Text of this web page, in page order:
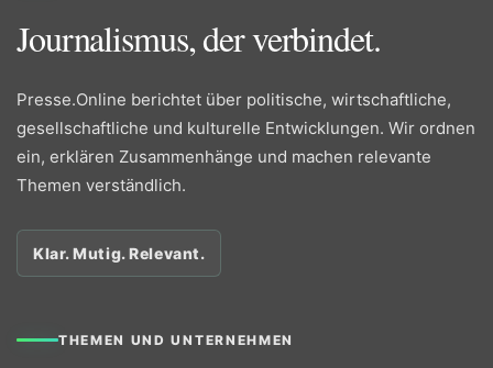
Journalismus, der verbindet.
Presse.Online berichtet über politische, wirtschaftliche,
gesellschaftliche und kulturelle Entwicklungen. Wir ordnen
ein, erklären Zusammenhänge und machen relevante
Themen verständlich.
Klar. Mutig. Relevant.
THEMEN UND UNTERNEHMEN